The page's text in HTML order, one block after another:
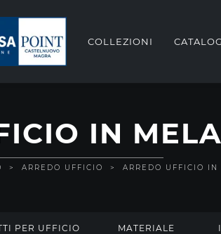
COLLEZIONI
IN
> ARREDO UFFICIO > ARREDO UFFICIO
PER UFFICIO MATERIALE